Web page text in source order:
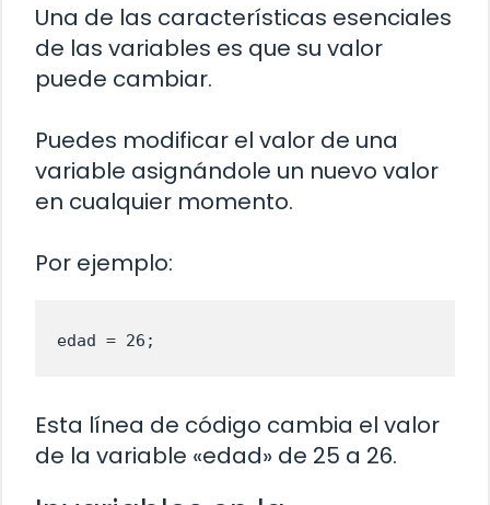
Una de las características esenciales
de las variables es que su valor
puede cambiar.
Puedes modificar el valor de una
variable asignándole un nuevo valor
en cualquier momento.
Por ejemplo:
edad = 26;
Esta línea de código cambia el valor
de la variable «edad» de 25 a 26.